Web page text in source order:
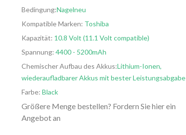
Bedingung:Nagelneu
Kompatible Marken: Toshiba
Kapazität: 10.8 Volt (11.1 Volt compatible)
Spannung: 4400 - 5200mAh
Chemischer Aufbau des Akkus:Lithium-Ionen,
wiederaufladbarer Akkus mit bester Leistungsabgabe
Farbe: Black
Größere Menge bestellen? Fordern Sie hier ein
Angebot an